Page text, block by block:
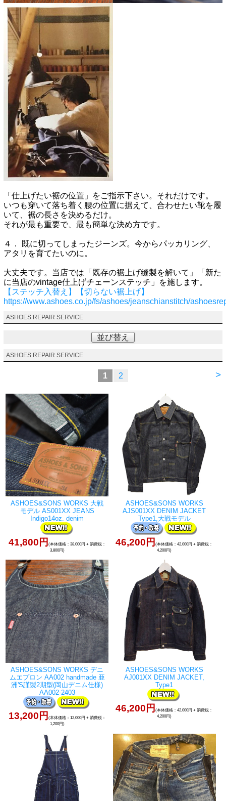
「仕上げたい裾の位置」をご指示下さい。それだけです。
いつも穿いて落ち着く腰の位置に据えて、合わせたい靴を履
いて、裾の長さを決めるだけ。
それが最も重要で、最も簡単な決め方です。
４． 既に切ってしまったジーンズ。今からパッカリング、
アタリを育てたいのに。
大丈夫です。当店では「既存の裾上げ縫製を解いて」「新た
に当店のvintage仕上げチェーンステッチ」を施します。
【ステッチ入替え】【切らない裾上げ】
https://www.ashoes.co.jp/fs/ashoes/jeanschianstitch/
ASHOES REPAIR SERVICE
並び替え
ASHOES REPAIR SERVICE
>
1 2
ASHOES&SONS WORKS 大戦
モデル AS001XX JEANS
Indigo14oz. denim
41,800円 (本体価格：38,000円 + 消費税：
3,800円)
ASHOES&SONS WORKS
AJS001XX DENIM JACKET
Type1,大戦モデル
46,200円(本体価格：42,000円 + 消費税：
4,200円)
ASHOES&SONS WORKS デニ
ムエプロン AA002 handmade 亜
洲'S謹製2期型(岡山デニム仕様)
AA002-2403
13,200円 (本体価格：12,000円 + 消費税：
1,200円)
ASHOES&SONS WORKS
AJ001XX DENIM JACKET,
Type1
46,200円(本体価格：42,000円 + 消費税：
4,200円)